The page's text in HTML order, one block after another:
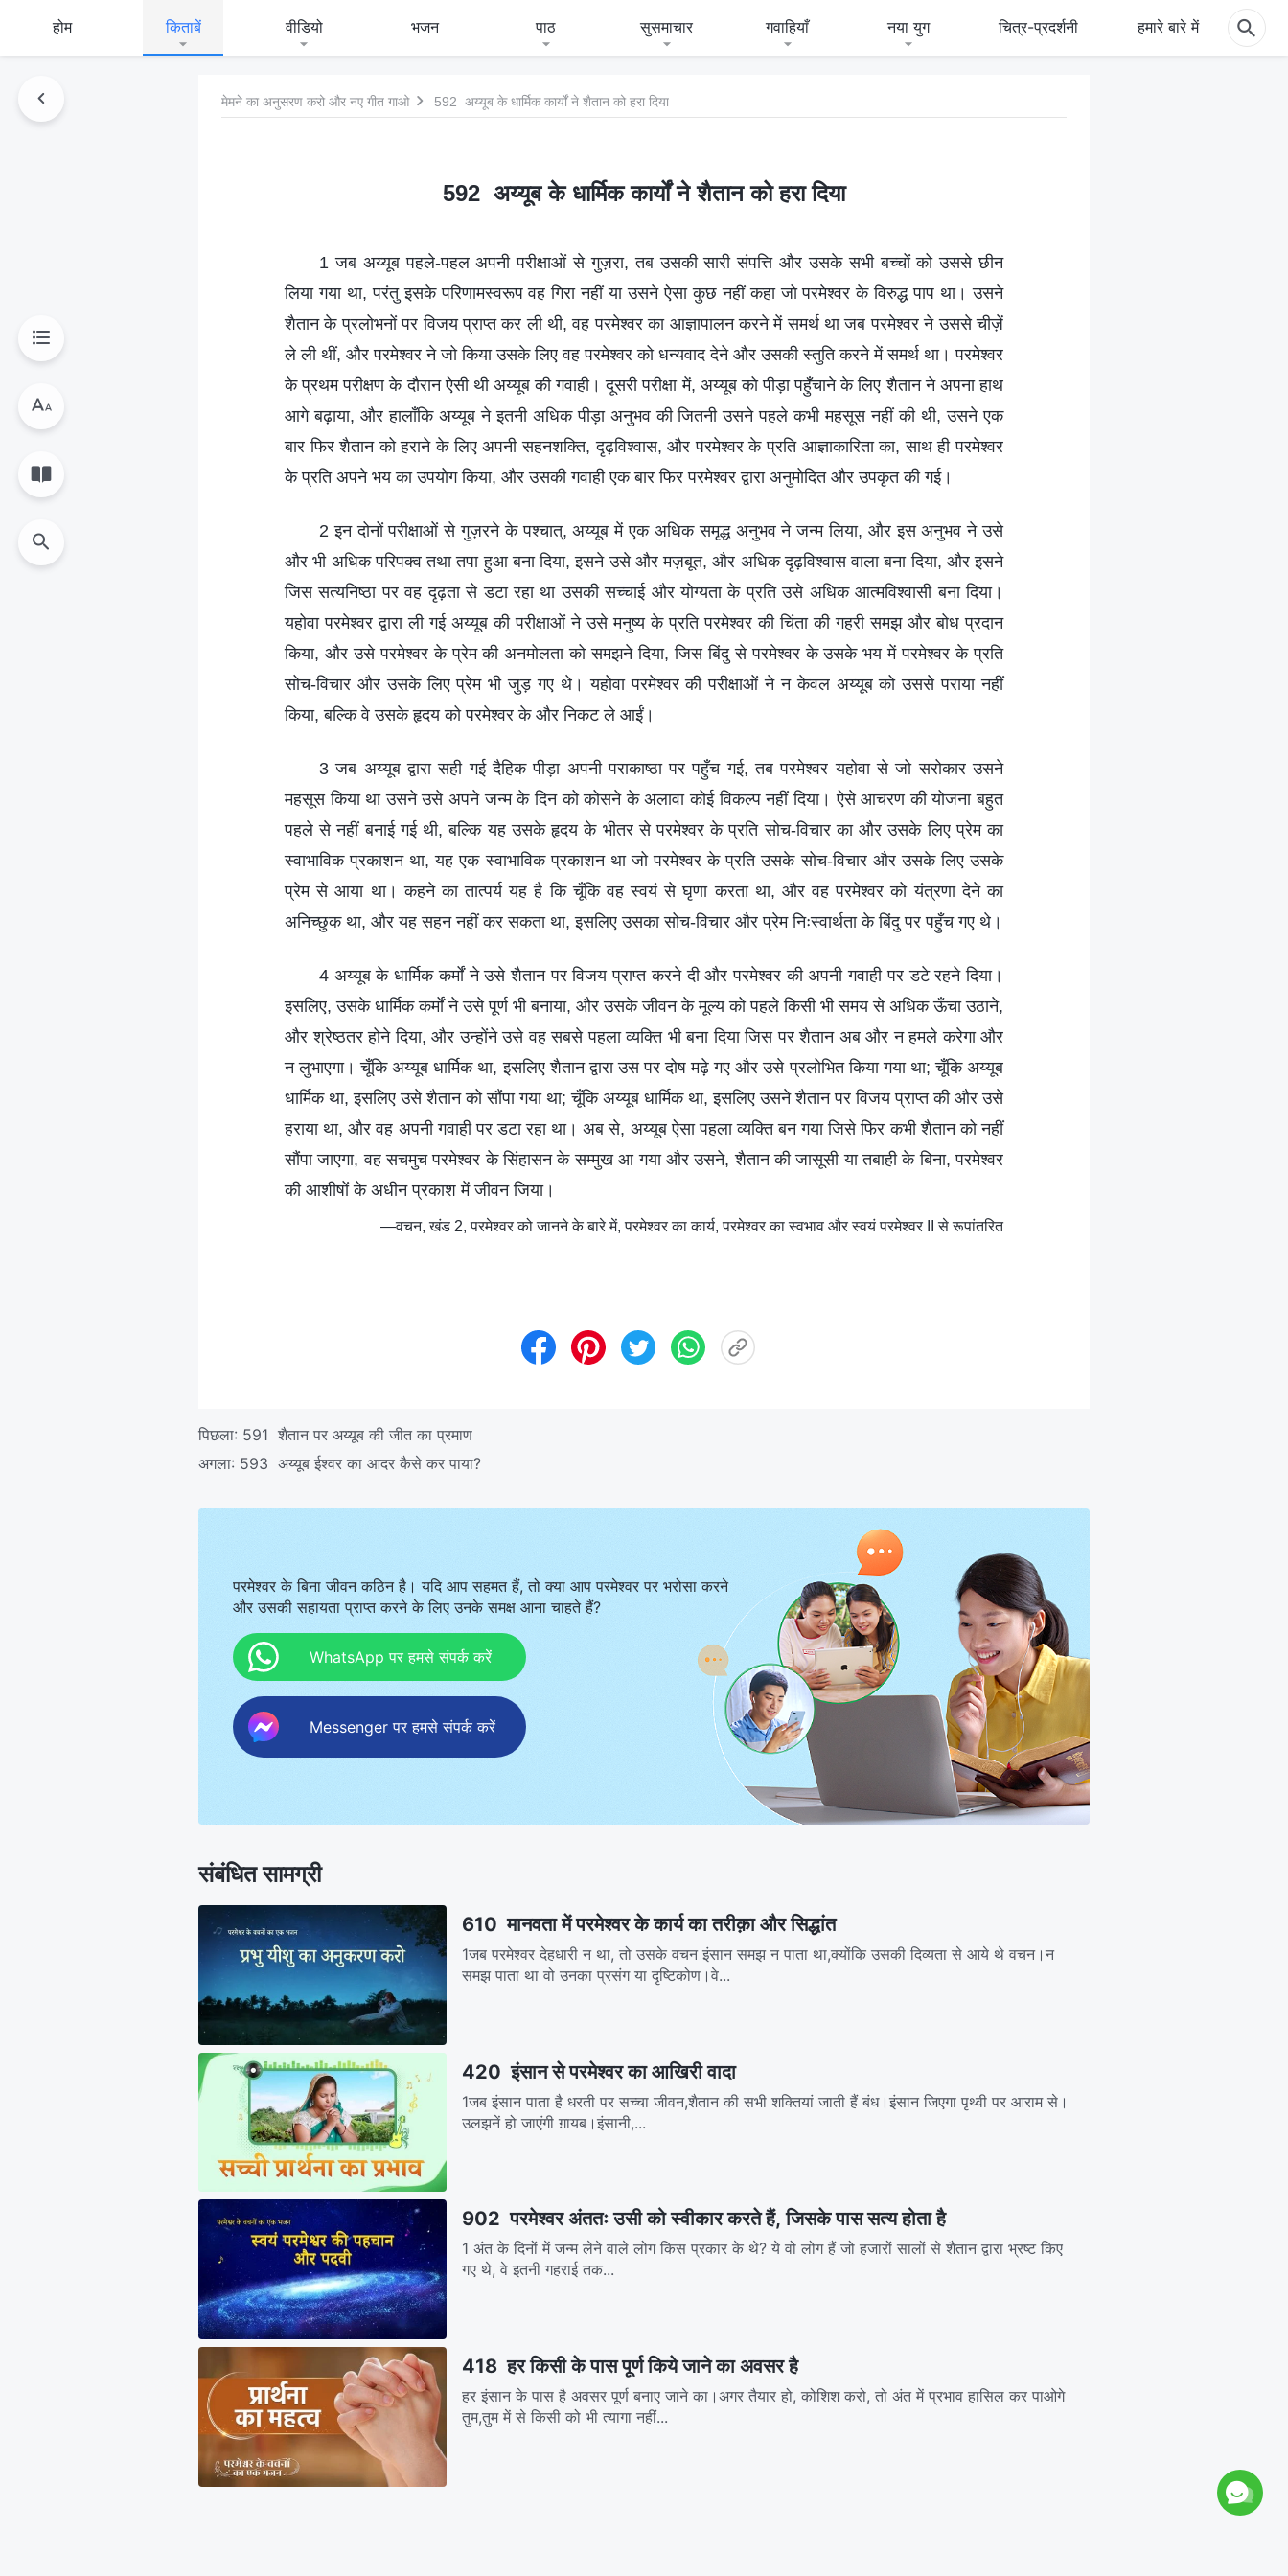
होम किताबें वीडियो भजन पाठ सुसमाचार गवाहियाँ नया युग चित्र-प्रदर्शनी हमारे बारे में
मेमने का अनुसरण करो और नए गीत गाओ 592 अय्यूब के धार्मिक कार्यों ने शैतान को हरा दिया
592 अय्यूब के धार्मिक कार्यों ने शैतान को हरा दिया
1 जब अय्यूब पहले-पहल अपनी परीक्षाओं से गुज़रा, तब उसकी सारी संपत्ति और उसके सभी बच्चों को उससे छीन
लिया गया था, परंतु इसके परिणामस्वरूप वह गिरा नहीं या उसने ऐसा कुछ नहीं कहा जो परमेश्वर के विरुद्ध पाप था। उसने
शैतान के प्रलोभनों पर विजय प्राप्त कर ली थी, वह परमेश्वर का आज्ञापालन करने में समर्थ था जब परमेश्वर ने उससे चीज़ें
ले ली थीं, और परमेश्वर ने जो किया उसके लिए वह परमेश्वर को धन्यवाद देने और उसकी स्तुति करने में समर्थ था। परमेश्वर
के प्रथम परीक्षण के दौरान ऐसी थी अय्यूब की गवाही। दूसरी परीक्षा में, अय्यूब को पीड़ा पहुँचाने के लिए शैतान ने अपना हाथ
आगे बढ़ाया, और हालाँकि अय्यूब ने इतनी अधिक पीड़ा अनुभव की जितनी उसने पहले कभी महसूस नहीं की थी, उसने एक
बार फिर शैतान को हराने के लिए अपनी सहनशक्ति, दृढ़विश्वास, और परमेश्वर के प्रति आज्ञाकारिता का, साथ ही परमेश्वर
के प्रति अपने भय का उपयोग किया, और उसकी गवाही एक बार फिर परमेश्वर द्वारा अनुमोदित और उपकृत की गई।
2 इन दोनों परीक्षाओं से गुज़रने के पश्चात्, अय्यूब में एक अधिक समृद्ध अनुभव ने जन्म लिया, और इस अनुभव ने उसे
और भी अधिक परिपक्व तथा तपा हुआ बना दिया, इसने उसे और मज़बूत, और अधिक दृढ़विश्वास वाला बना दिया, और इसने
जिस सत्यनिष्ठा पर वह दृढ़ता से डटा रहा था उसकी सच्चाई और योग्यता के प्रति उसे अधिक आत्मविश्वासी बना दिया।
यहोवा परमेश्वर द्वारा ली गई अय्यूब की परीक्षाओं ने उसे मनुष्य के प्रति परमेश्वर की चिंता की गहरी समझ और बोध प्रदान
किया, और उसे परमेश्वर के प्रेम की अनमोलता को समझने दिया, जिस बिंदु से परमेश्वर के उसके भय में परमेश्वर के प्रति
सोच-विचार और उसके लिए प्रेम भी जुड़ गए थे। यहोवा परमेश्वर की परीक्षाओं ने न केवल अय्यूब को उससे पराया नहीं
किया, बल्कि वे उसके हृदय को परमेश्वर के और निकट ले आईं।
3 जब अय्यूब द्वारा सही गई दैहिक पीड़ा अपनी पराकाष्ठा पर पहुँच गई, तब परमेश्वर यहोवा से जो सरोकार उसने
महसूस किया था उसने उसे अपने जन्म के दिन को कोसने के अलावा कोई विकल्प नहीं दिया। ऐसे आचरण की योजना बहुत
पहले से नहीं बनाई गई थी, बल्कि यह उसके हृदय के भीतर से परमेश्वर के प्रति सोच-विचार का और उसके लिए प्रेम का
स्वाभाविक प्रकाशन था, यह एक स्वाभाविक प्रकाशन था जो परमेश्वर के प्रति उसके सोच-विचार और उसके लिए उसके
प्रेम से आया था। कहने का तात्पर्य यह है कि चूँकि वह स्वयं से घृणा करता था, और वह परमेश्वर को यंत्रणा देने का
अनिच्छुक था, और यह सहन नहीं कर सकता था, इसलिए उसका सोच-विचार और प्रेम निःस्वार्थता के बिंदु पर पहुँच गए थे।
4 अय्यूब के धार्मिक कर्मों ने उसे शैतान पर विजय प्राप्त करने दी और परमेश्वर की अपनी गवाही पर डटे रहने दिया।
इसलिए, उसके धार्मिक कर्मों ने उसे पूर्ण भी बनाया, और उसके जीवन के मूल्य को पहले किसी भी समय से अधिक ऊँचा उठाने,
और श्रेष्ठतर होने दिया, और उन्होंने उसे वह सबसे पहला व्यक्ति भी बना दिया जिस पर शैतान अब और न हमले करेगा और
न लुभाएगा। चूँकि अय्यूब धार्मिक था, इसलिए शैतान द्वारा उस पर दोष मढ़े गए और उसे प्रलोभित किया गया था; चूँकि अय्यूब
धार्मिक था, इसलिए उसे शैतान को सौंपा गया था; चूँकि अय्यूब धार्मिक था, इसलिए उसने शैतान पर विजय प्राप्त की और उसे
हराया था, और वह अपनी गवाही पर डटा रहा था। अब से, अय्यूब ऐसा पहला व्यक्ति बन गया जिसे फिर कभी शैतान को नहीं
सौंपा जाएगा, वह सचमुच परमेश्वर के सिंहासन के सम्मुख आ गया और उसने, शैतान की जासूसी या तबाही के बिना, परमेश्वर
की आशीषों के अधीन प्रकाश में जीवन जिया।
—वचन, खंड 2, परमेश्वर को जानने के बारे में, परमेश्वर का कार्य, परमेश्वर का स्वभाव और स्वयं परमेश्वर II से रूपांतरित
पिछला: 591 शैतान पर अय्यूब की जीत का प्रमाण
अगला: 593 अय्यूब ईश्वर का आदर कैसे कर पाया?
परमेश्वर के बिना जीवन कठिन है। यदि आप सहमत हैं, तो क्या आप परमेश्वर पर भरोसा करने
और उसकी सहायता प्राप्त करने के लिए उनके समक्ष आना चाहते हैं?
WhatsApp पर हमसे संपर्क करें
Messenger पर हमसे संपर्क करें
संबंधित सामग्री
610 मानवता में परमेश्वर के कार्य का तरीक़ा और सिद्धांत
1जब परमेश्वर देहधारी न था, तो उसके वचन इंसान समझ न पाता था,क्योंकि उसकी दिव्यता से आये थे वचन।न
समझ पाता था वो उनका प्रसंग या दृष्टिकोण।वे...
420 इंसान से परमेश्वर का आखिरी वादा
1जब इंसान पाता है धरती पर सच्चा जीवन,शैतान की सभी शक्तियां जाती हैं बंध।इंसान जिएगा पृथ्वी पर आराम से।
उलझनें हो जाएंगी ग़ायब।इंसानी,...
902 परमेश्वर अंततः उसी को स्वीकार करते हैं, जिसके पास सत्य होता है
1 अंत के दिनों में जन्म लेने वाले लोग किस प्रकार के थे? ये वो लोग हैं जो हजारों सालों से शैतान द्वारा भ्रष्ट किए
गए थे, वे इतनी गहराई तक...
418 हर किसी के पास पूर्ण किये जाने का अवसर है
हर इंसान के पास है अवसर पूर्ण बनाए जाने का।अगर तैयार हो, कोशिश करो, तो अंत में प्रभाव हासिल कर पाओगे
तुम,तुम में से किसी को भी त्यागा नहीं...